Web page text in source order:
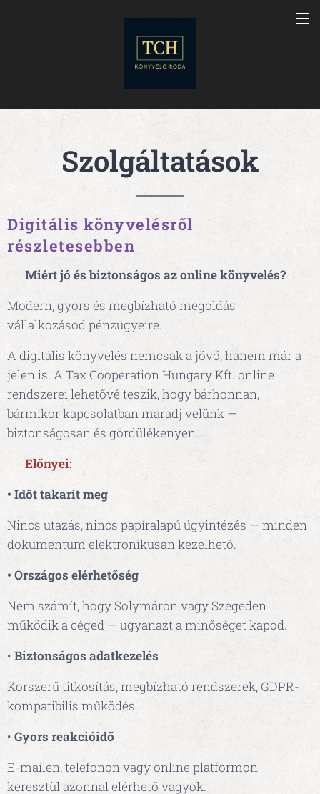
Szolgáltatások
Digitális könyvelésről
részletesebben
Miért jó és biztonságos az online könyvelés?
Modern, gyors és megbízható megoldás
vállalkozásod pénzügyeire.
A digitális könyvelés nemcsak a jövő, hanem már a
jelen is. A Tax Cooperation Hungary Kft. online
rendszerei lehetővé teszik, hogy bárhonnan,
bármikor kapcsolatban maradj velünk —
biztonságosan és gördülékenyen.
Előnyei:
• Időt takarít meg
Nincs utazás, nincs papíralapú ügyintézés — minden
dokumentum elektronikusan kezelhető.
• Országos elérhetőség
Nem számít, hogy Solymáron vagy Szegeden
működik a céged — ugyanazt a minőséget kapod.
• Biztonságos adatkezelés
Korszerű titkosítás, megbízható rendszerek, GDPR-
kompatibilis működés.
• Gyors reakcióidő
E-mailen, telefonon vagy online platformon
keresztül azonnal elérhető vagyok.